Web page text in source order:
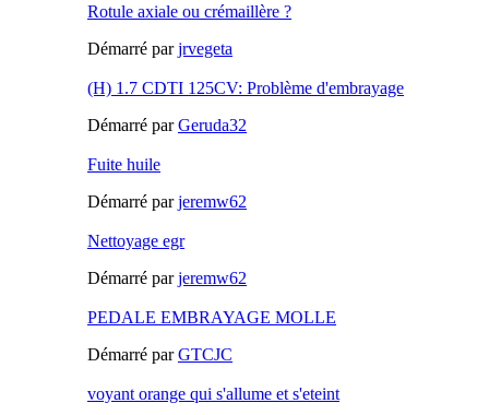
Rotule axiale ou crémaillère ?
Démarré parjrvegeta
(H) 1.7 CDTI 125CV: Problème d'embrayage
Démarré parGeruda32
Fuite huile
Démarré parjeremw62
Nettoyage egr
Démarré parjeremw62
PEDALE EMBRAYAGE MOLLE
Démarré parGTCJC
voyant orange qui s'allume et s'eteint